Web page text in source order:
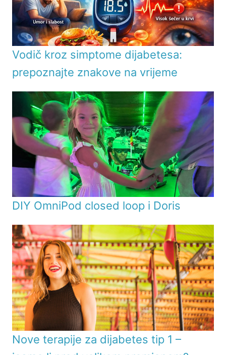
Vodič kroz simptome dijabetesa:
prepoznajte znakove na vrijeme
DIY OmniPod closed loop i Doris
Nove terapije za dijabetes tip 1 –